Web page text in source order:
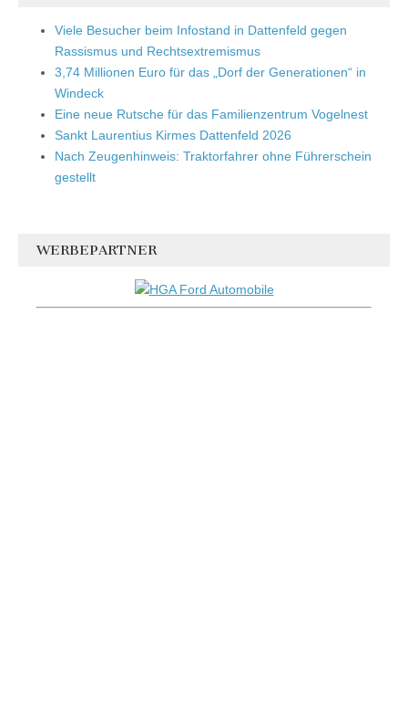
Viele Besucher beim Infostand in Dattenfeld gegen
Rassismus und Rechtsextremismus
3,74 Millionen Euro für das „Dorf der Generationen“ in
Windeck
Eine neue Rutsche für das Familienzentrum Vogelnest
Sankt Laurentius Kirmes Dattenfeld 2026
Nach Zeugenhinweis: Traktorfahrer ohne Führerschein
gestellt
WERBEPARTNER